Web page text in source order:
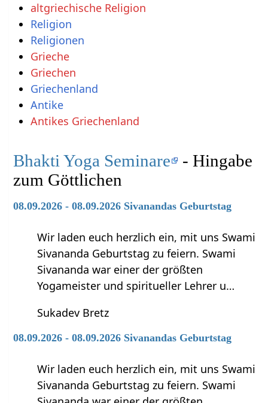
altgriechische Religion
Religion
Religionen
Grieche
Griechen
Griechenland
Antike
Antikes Griechenland
Bhakti Yoga Seminare
- Hingabe
zum Göttlichen
08.09.2026 - 08.09.2026 Sivanandas Geburtstag
Wir laden euch herzlich ein, mit uns Swami
Sivananda Geburtstag zu feiern. Swami
Sivananda war einer der größten
Yogameister und spiritueller Lehrer u…
Sukadev Bretz
08.09.2026 - 08.09.2026 Sivanandas Geburtstag
Wir laden euch herzlich ein, mit uns Swami
Sivananda Geburtstag zu feiern. Swami